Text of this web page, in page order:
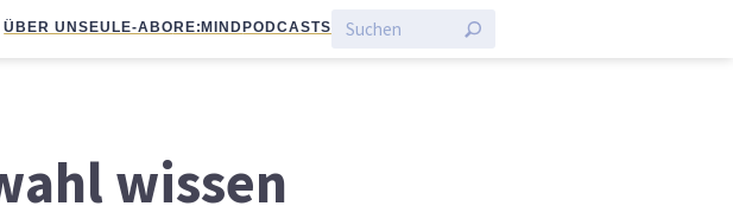
ÜBER UNS EULE-ABO RE:MIND PODCASTS
wissen